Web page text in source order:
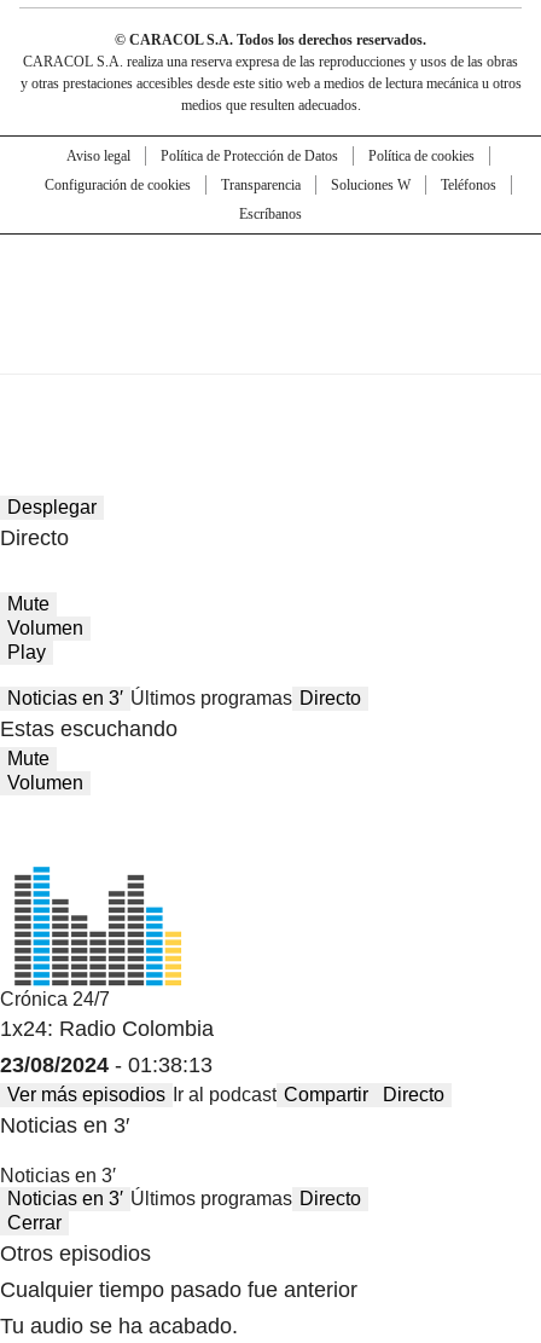
© CARACOL S.A. Todos los derechos reservados.
CARACOL S.A. realiza una reserva expresa de las reproducciones y usos de las obras
y otras prestaciones accesibles desde este sitio web a medios de lectura mecánica u otros
medios que resulten adecuados.
Aviso legal Política de Protección de Datos
Política de cookies
Configuración de cookies
Transparencia Soluciones W
Teléfonos
Escríbanos
Desplegar
Directo
Mute
Volumen
Play
Noticias en 3′ Últimos programas Directo
Estas escuchando
Mute
Volumen
Crónica 24/7
1x24: Radio Colombia
23/08/2024 - 01:38:13
Ver más episodios Ir al podcast Compartir Directo
Noticias en 3′
Noticias en 3′
Noticias en 3′ Últimos programas Directo
Cerrar
Otros episodios
Cualquier tiempo pasado fue anterior
Tu audio se ha acabado.